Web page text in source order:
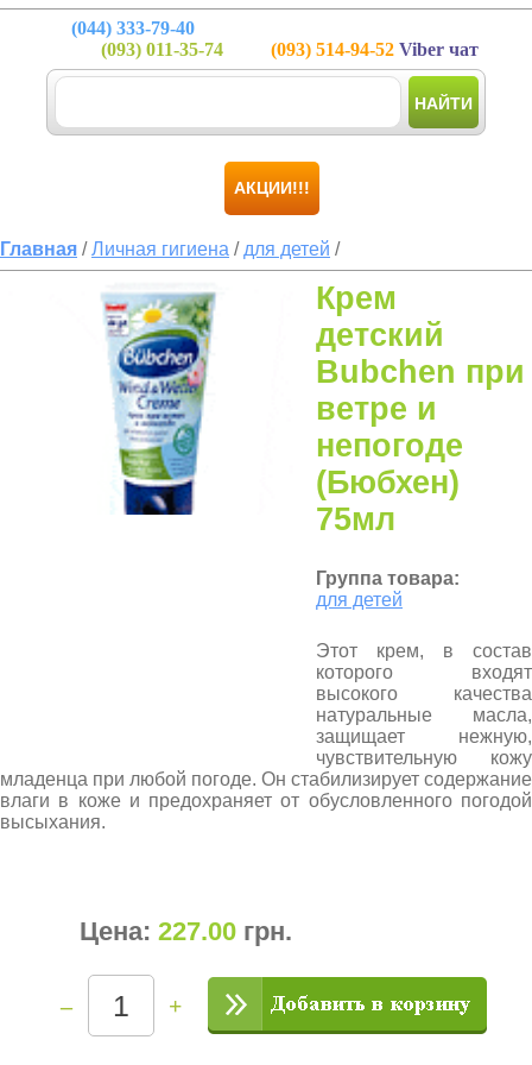
(044) 333-79-40
(093) 011-35-74 (093) 514-94-52 Viber чат
НАЙТИ
АКЦИИ!!!
Главная /Личная гигиена / для детей /
Крем
детский
Bubchen при
ветре и
непогоде
(Бюбхен)
75мл
Группа товара:
для детей
Этот крем, в состав
которого входят
высокого качества
натуральные масла,
защищает нежную,
чувствительную кожу
младенца при любой погоде. Он стабилизирует содержание
влаги в коже и предохраняет от обусловленного погодой
высыхания.
Цена: 227.00 грн.
– +